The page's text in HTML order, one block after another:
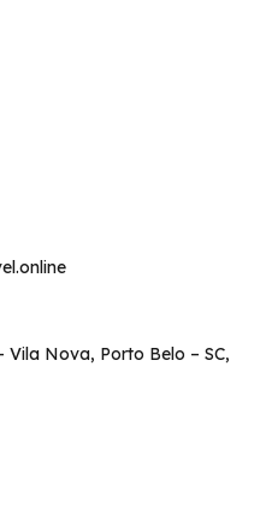
Vila Nova, Porto Belo – SC,